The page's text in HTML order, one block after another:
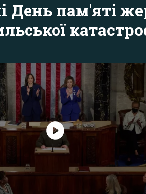
День пам'яті